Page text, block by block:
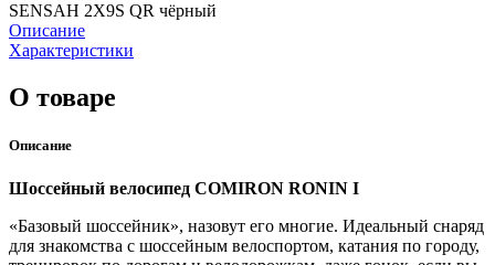
SENSAH 2X9S QR чёрный
Описание
Характеристики
О товаре
Описание
Шоссейный велосипед COMIRON RONIN I
«Базовый шоссейник», назовут его многие. Идеальный снаряд
для знакомства с шоссейным велоспортом, катания по городу,